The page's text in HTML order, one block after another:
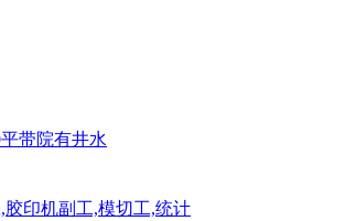
带院有井水
印机副工,模切工,统计